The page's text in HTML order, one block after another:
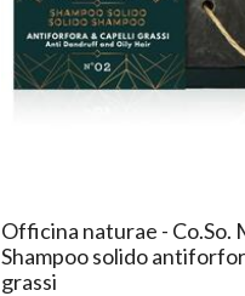
Officina naturae - Co.So.
Shampoo solido
grassi